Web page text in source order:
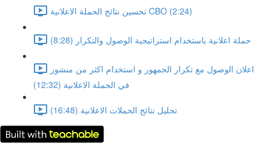
تحسين نتائج الحملة الاعلانية CBO (2:24)
حملة اعلانية باستخدام استراتيجية الوصول والتكرار (8:28)
اعلان الوصول مع تكرار الجمهور و استخدام اكثر من منشور
في الحملة الاعلانية (12:32)
تحليل نتائج الحملات الاعلانية (16:48)